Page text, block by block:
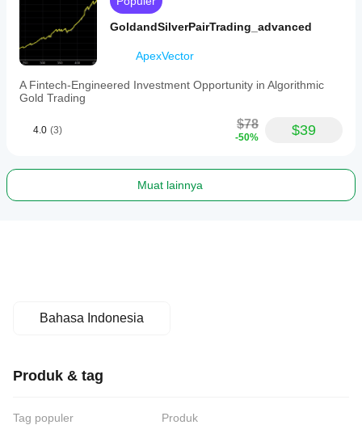
GoldandSilverPairTrading_advanced
ApexVector
A Fintech-Engineered Investment Opportunity in Algorithmic
Gold Trading
4.0 (3) $78
-50% $39
Muat lainnya
Bahasa Indonesia
Produk & tag
Tag populer
Produk